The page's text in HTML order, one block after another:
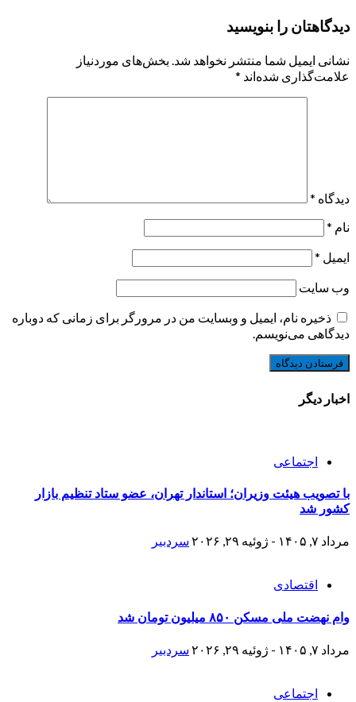
دیدگاهتان را بنویسید
نشانی ایمیل شما منتشر نخواهد شد. بخش‌های موردنیاز
علامت‌گذاری شده‌اند *
دیدگاه *
نام *
ایمیل *
وب‌ سایت
ذخیره نام، ایمیل و وبسایت من در مرورگر برای زمانی که دوباره
دیدگاهی می‌نویسم.
اخبار دیگر
اجتماعی
با تصویب هیئت وزیران؛ استاندار تهران، عضو ستاد تنظیم بازار
کشور شد
مرداد ۷, ۱۴۰۵ - ژوئیه ۲۹, ۲۰۲۶ سردبیر
اقتصادی
وام نهضت ملی مسکن ۸۵۰ میلیون تومان شد
مرداد ۷, ۱۴۰۵ - ژوئیه ۲۹, ۲۰۲۶ سردبیر
اجتماعی